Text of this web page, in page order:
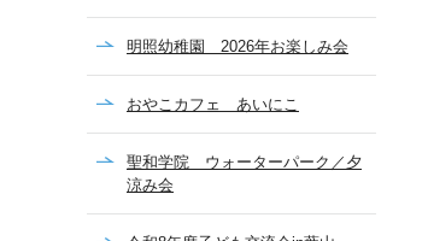
明照幼稚園 2026年お楽しみ会
おやこカフェ あいにこ
聖和学院 ウォーターパーク／夕
涼み会